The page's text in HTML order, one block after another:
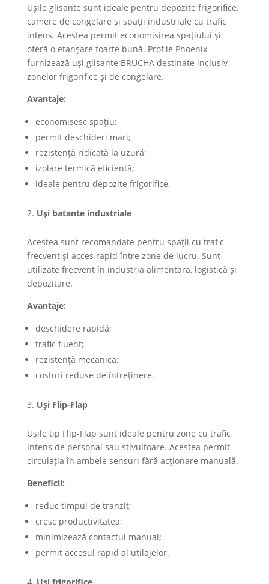
Ușile glisante sunt ideale pentru depozite frigorifice,
camere de congelare și spații industriale cu trafic
intens. Acestea permit economisirea spațiului și
oferă o etanșare foarte bună. Profile Phoenix
furnizează uși glisante BRUCHA destinate inclusiv
zonelor frigorifice și de congelare.
Avantaje:
economisesc spațiu;
permit deschideri mari;
rezistență ridicată la uzură;
izolare termică eficientă;
ideale pentru depozite frigorifice.
Uși batante industriale
Acestea sunt recomandate pentru spații cu trafic
frecvent și acces rapid între zone de lucru. Sunt
utilizate frecvent în industria alimentară, logistică și
depozitare.
Avantaje:
deschidere rapidă;
trafic fluent;
rezistență mecanică;
costuri reduse de întreținere.
Uși Flip-Flap
Ușile tip Flip-Flap sunt ideale pentru zone cu trafic
intens de personal sau stivuitoare. Acestea permit
circulația în ambele sensuri fără acționare manuală.
Beneficii:
reduc timpul de tranzit;
cresc productivitatea;
minimizează contactul manual;
permit accesul rapid al utilajelor.